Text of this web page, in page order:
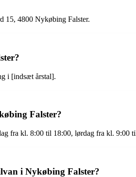
15, 4800 Nykøbing Falster.
i [indsæt årstal].
Falster?
fra kl. 8:00 til 18:00, lørdag fra kl. 9:00
i Nykøbing Falster?